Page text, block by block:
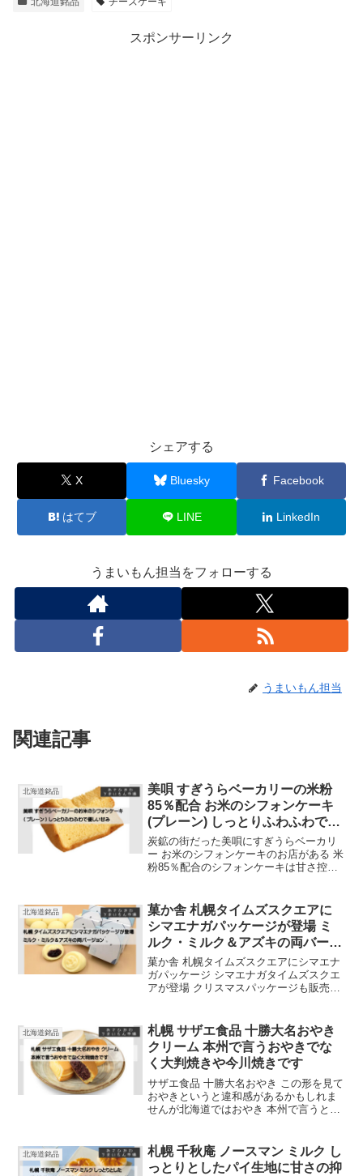
スポンサーリンク
シェアする
X Bluesky Facebook
はてブ LINE LinkedIn
うまいもん担当をフォローする
うまいもん担当
関連記事
北海道銘品
美唄 すぎうらベーカリーの米粉
85％配合 お米のシフォンケーキ
(プレーン) しっとりふわふわで優
しい甘み
炭鉱の街だった美唄にすぎうらベーカリ
ー お米のシフォンケーキのお店がある 米
粉85％配合のシフォンケーキは甘さ控え
ら購入を
北海道銘品
菓か舎 札幌タイムズスクエアに
シマエナガパッケージが登場 ミ
ルク・ミルク＆アズキの両バージ
ョン
菓か舎 札幌タイムズスクエアにシマエナ
ガパッケージ シマエナガタイムズスクエ
アが登場 クリスマスパッケージも販売中
パッケージで販売中
北海道銘品
札幌 サザエ食品 十勝大名おやき
クリーム 本州で言うおやきでな
く大判焼きや今川焼きです
サザエ食品 十勝大名おやき この形を見て
おやきというと違和感があるかもしれま
せんが北海道ではおやき 本州で言うとこ
北海道銘品
札幌 千秋庵 ノースマン ミルク し
っとりとしたパイ生地に甘さの抑